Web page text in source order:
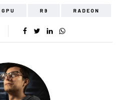
GPU R9 RADEON